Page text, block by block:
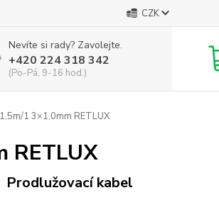
CZK
Nevíte si rady? Zavolejte.
+420 224 318 342
(Po-Pá, 9-16 hod.)
1 3×1,0mm RETLUX
RETLUX
Prodlužovací kabel